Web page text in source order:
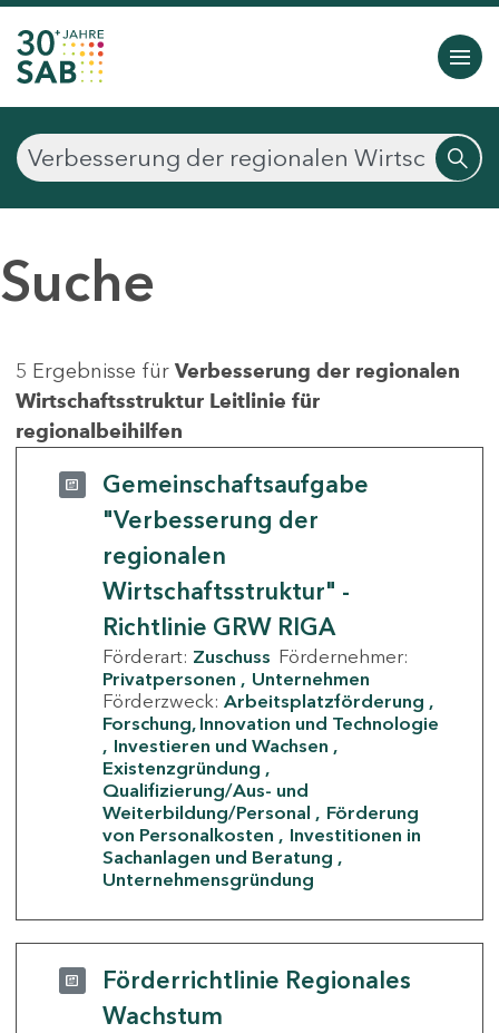
Suche
5 Ergebnisse für Verbesserung der regionalen
Wirtschaftsstruktur Leitlinie für
regionalbeihilfen
Gemeinschaftsaufgabe
"Verbesserung der
regionalen
Wirtschaftsstruktur" -
Richtlinie GRW RIGA
Förderart: Zuschuss Fördernehmer:
Privatpersonen
Unternehmen
Förderzweck: Arbeitsplatzförderung
Forschung, Innovation und Technologie
Investieren und Wachsen
Existenzgründung
Qualifizierung/Aus- und
Weiterbildung/Personal
Förderung
von Personalkosten
Investitionen in
Sachanlagen und Beratung
Unternehmensgründung
Förderrichtlinie Regionales
Wachstum